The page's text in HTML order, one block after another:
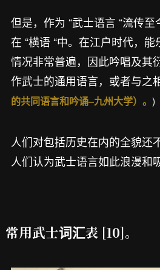
但是，作为 “武士语言 “流传
在 “横语 “中。在江户时代，
情况非常普遍，因此吟唱及其
作武士的通用语言，或者与之
的共同语言和吟诵–九州大学）。 )
人们对包括历史在内的全貌还
人们认为武士语言如此浪漫和
常用武士词汇表 [10]。